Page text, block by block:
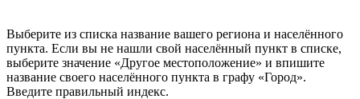
Выберите из списка название вашего региона и населённого
пункта. Если вы не нашли свой населённый пункт в списке,
выберите значение «Другое местоположение» и впишите
название своего населённого пункта в графу «Город».
Введите правильный индекс.